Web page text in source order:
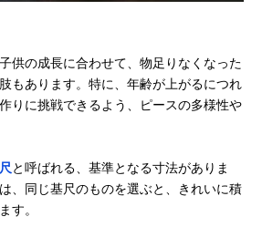
供の成長に合わせて、物足りなくなった
もあります。特に、年齢が上がるにつれ
りに挑戦できるよう、ピースの多様性や
と呼ばれる、基準となる寸法がありま
、同じ基尺のものを選ぶと、きれいに積
す。